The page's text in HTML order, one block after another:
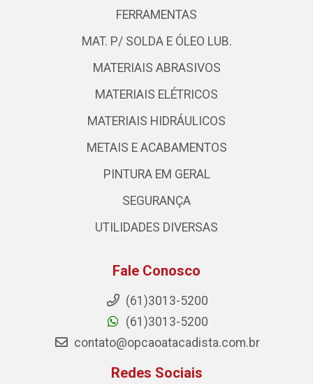
FERRAMENTAS
MAT. P/ SOLDA E ÓLEO LUB.
MATERIAIS ABRASIVOS
MATERIAIS ELÉTRICOS
MATERIAIS HIDRÁULICOS
METAIS E ACABAMENTOS
PINTURA EM GERAL
SEGURANÇA
UTILIDADES DIVERSAS
Fale Conosco
(61)3013-5200
(61)3013-5200
contato@opcaoatacadista.com.br
Redes Sociais